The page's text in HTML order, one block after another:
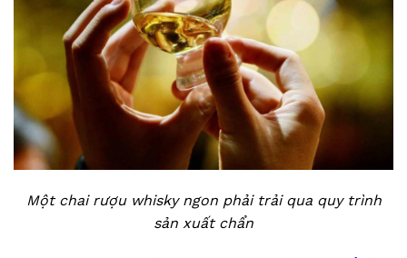
Một chai rượu whisky ngon phải trải qua quy trình
sản xuất chẩn